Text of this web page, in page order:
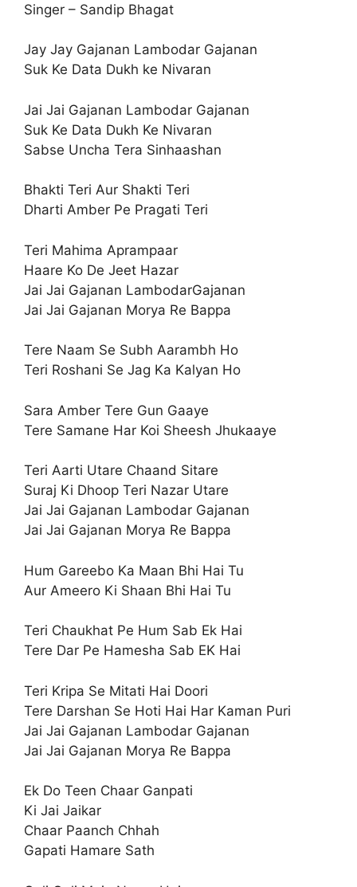
Singer – Sandip Bhagat
Jay Jay Gajanan Lambodar Gajanan
Suk Ke Data Dukh ke Nivaran
Jai Jai Gajanan Lambodar Gajanan
Suk Ke Data Dukh Ke Nivaran
Sabse Uncha Tera Sinhaashan
Bhakti Teri Aur Shakti Teri
Dharti Amber Pe Pragati Teri
Teri Mahima Aprampaar
Haare Ko De Jeet Hazar
Jai Jai Gajanan LambodarGajanan
Jai Jai Gajanan Morya Re Bappa
Tere Naam Se Subh Aarambh Ho
Teri Roshani Se Jag Ka Kalyan Ho
Sara Amber Tere Gun Gaaye
Tere Samane Har Koi Sheesh Jhukaaye
Teri Aarti Utare Chaand Sitare
Suraj Ki Dhoop Teri Nazar Utare
Jai Jai Gajanan Lambodar Gajanan
Jai Jai Gajanan Morya Re Bappa
Hum Gareebo Ka Maan Bhi Hai Tu
Aur Ameero Ki Shaan Bhi Hai Tu
Teri Chaukhat Pe Hum Sab Ek Hai
Tere Dar Pe Hamesha Sab EK Hai
Teri Kripa Se Mitati Hai Doori
Tere Darshan Se Hoti Hai Har Kaman Puri
Jai Jai Gajanan Lambodar Gajanan
Jai Jai Gajanan Morya Re Bappa
Ek Do Teen Chaar Ganpati
Ki Jai Jaikar
Chaar Paanch Chhah
Gapati Hamare Sath